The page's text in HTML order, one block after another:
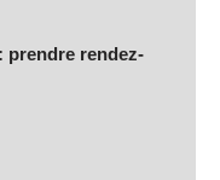
prendre rendez-